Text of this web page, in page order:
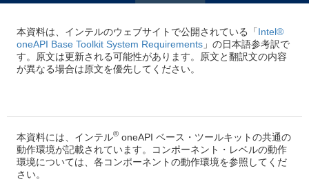
本資料は、インテルのウェブサイトで公開されている「Intel®
oneAPI Base Toolkit System Requirements 」の日本語参考訳で
す。原文は更新される可能性があります。原文と翻訳文の内容
が異なる場合は原文を優先してください。
本資料には、インテル® oneAPI ベース・ツールキットの共通の
動作環境が記載されています。コンポーネント・レベルの動作
環境については、各コンポーネントの動作環境を参照してくだ
さい。